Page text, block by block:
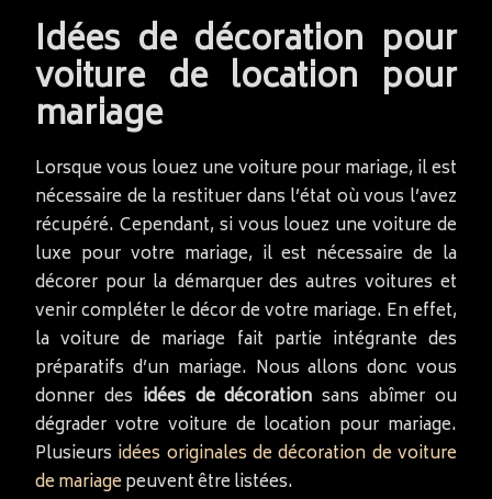
Idées de décoration pour
voiture de location pour
mariage
Lorsque vous louez une voiture pour mariage, il est
nécessaire de la restituer dans l’état où vous l’avez
récupéré. Cependant, si vous louez une voiture de
luxe pour votre mariage, il est nécessaire de la
décorer pour la démarquer des autres voitures et
venir compléter le décor de votre mariage. En effet,
la voiture de mariage fait partie intégrante des
préparatifs d’un mariage. Nous allons donc vous
donner des idées de décoration sans abîmer ou
dégrader votre voiture de location pour mariage.
Plusieurs idées originales de décoration de voiture
de mariagepeuvent être listées.